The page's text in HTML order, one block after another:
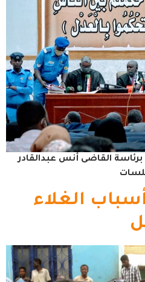
القاضى أنس عبدالقادر
الغلاء